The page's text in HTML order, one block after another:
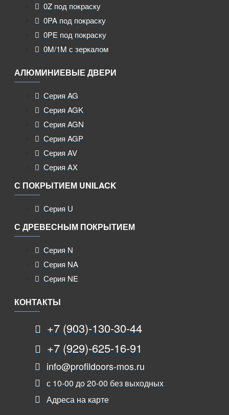
0Z под покраску
0PA под покраску
0PE под покраску
0M/1M с зеркалом
АЛЮМИНИЕВЫЕ ДВЕРИ
Серия AG
Серия AGK
Серия AGN
Серия AGP
Серия AV
Серия AX
С ПОКРЫТИЕМ UNILACK
Серия U
С ДРЕВЕСНЫМ ПОКРЫТИЕМ
Серия N
Серия NA
Серия NE
КОНТАКТЫ
+7 (903)-130-30-44
+7 (929)-625-16-91
info@profildoors-mos.ru
с 10-00 до 20-00 без выходных
Адреса на карте